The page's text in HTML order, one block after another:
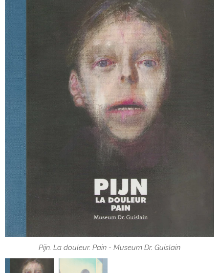
Pijn. La douleur. Pain - Museum Dr. Guislain
Pijn. La douleur. Pain - Museum Dr. Guislain